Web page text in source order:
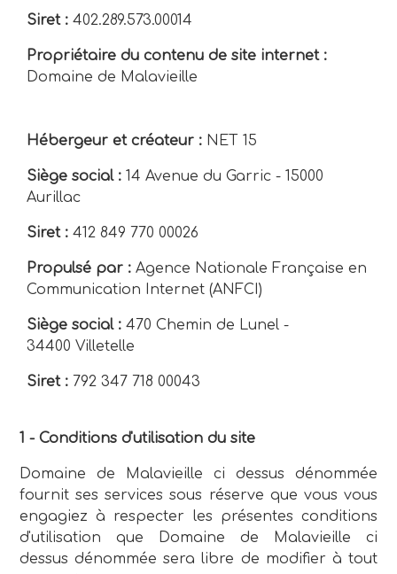
Siret : 402.289.573.00014
Propriétaire du contenu de site internet :
Domaine de Malavieille
Hébergeur et créateur : NET 15
Siège social : 14 Avenue du Garric - 15000
Aurillac
Siret : 412 849 770 00026
Propulsé par : Agence Nationale Française en
Communication Internet (ANFCI)
Siège social : 470 Chemin de Lunel -
34400 Villetelle
Siret : 792 347 718 00043
1 - Conditions d'utilisation du site
Domaine de Malavieille ci dessus dénommée
fournit ses services sous réserve que vous vous
engagiez à respecter les présentes conditions
d'utilisation que Domaine de Malavieille ci
dessus dénommée sera libre de modifier à tout